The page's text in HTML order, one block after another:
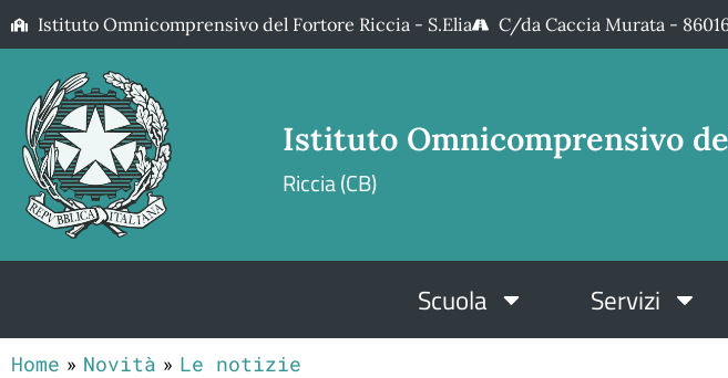
Istituto Omnicomprensivo del Fortore Riccia - S.Elia C/da Caccia Murata -
Istituto Omnicomprensivo
Riccia (CB)
Scuola Servizi
Home Novità
Le notizie